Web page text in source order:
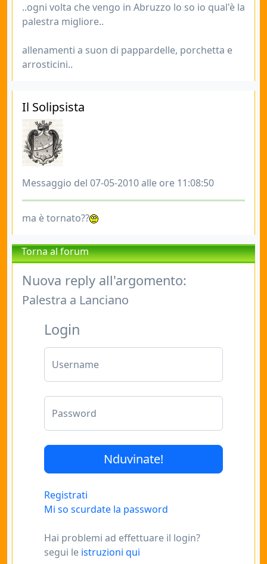
..ogni volta che vengo in Abruzzo lo so io qual'è la
palestra migliore..
allenamenti a suon di pappardelle, porchetta e
arrosticini..
Il Solipsista
Messaggio del 07-05-2010 alle ore 11:08:50
ma è tornato??
Torna al forum
Nuova reply all'argomento:
Palestra a Lanciano
Login
Username
Password
Registrati
Mi so scurdate la password
Hai problemi ad effettuare il login?
segui le istruzioni qui